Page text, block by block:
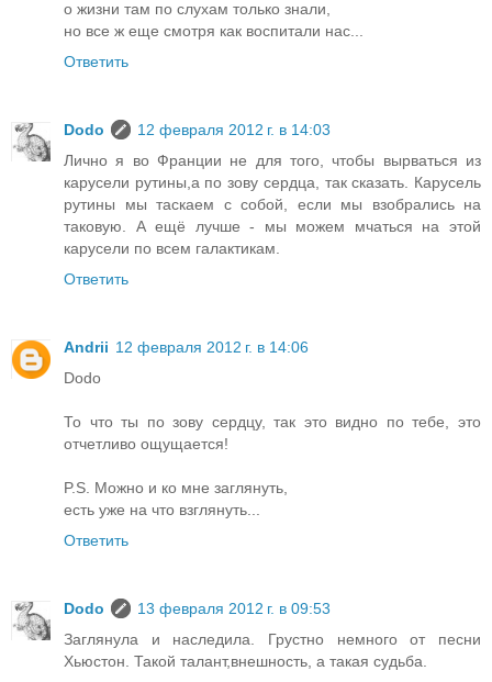
о жизни там по слухам только знали,
но все ж еще смотря как воспитали нас...
Ответить
Dodo
12 февраля 2012 г. в 14:03
Лично я во Франции не для того, чтобы вырваться из
карусели рутины,а по зову сердца, так сказать. Карусель
рутины мы таскаем с собой, если мы взобрались на
таковую. А ещё лучше - мы можем мчаться на этой
карусели по всем галактикам.
Ответить
Andrii 12 февраля 2012 г. в 14:06
Dodo
То что ты по зову сердцу, так это видно по тебе, это
отчетливо ощущается!
P.S. Можно и ко мне заглянуть,
есть уже на что взглянуть...
Ответить
Dodo
13 февраля 2012 г. в 09:53
Заглянула и наследила. Грустно немного от песни
Хьюстон. Такой талант,внешность, а такая судьба.